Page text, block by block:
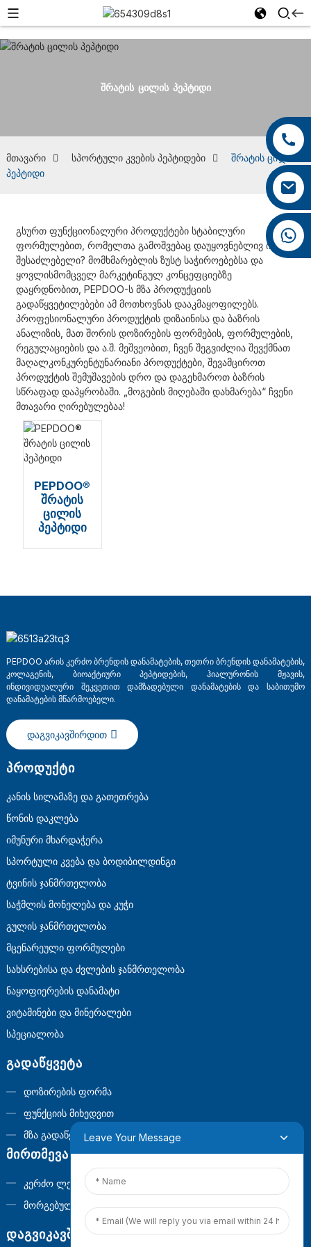
+86 13959222339
+86 0592 5599526
+86 18965423693
ᲨᲠᲐᲢᲘᲡ ᲪᲘᲚᲘᲡ ᲞᲔᲞᲢᲘᲓᲘ
მთავარი სპორტული კვების პეპტიდები
შრატის ცილის
პეპტიდი
გსურთ ფუნქციონალური პროდუქტები სტაბილური
ფორმულებით, რომელთა გამოშვებაც დაუყოვნებლივ იქნება
შესაძლებელი? მომხმარებლის ზუსტ საჭიროებებსა და
ყოვლისმომცველ მარკეტინგულ კონცეფციებზე
დაყრდნობით, PEPDOO-ს მზა პროდუქციის
გადაწყვეტილებები ამ მოთხოვნას დააკმაყოფილებს.
პროფესიონალური პროდუქტის დიზაინისა და ბაზრის
ანალიზის, მათ შორის დოზირების ფორმების, ფორმულების,
რეგულაციების და ა.შ. მეშვეობით, ჩვენ შეგვიძლია შევქმნათ
მაღალკონკურენტუნარიანი პროდუქტები, შევამციროთ
პროდუქტის შემუშავების დრო და დაგეხმაროთ ბაზრის
სწრაფად დაპყრობაში. „მოგების მიღებაში დახმარება“ ჩვენი
მთავარი ღირებულებაა!
PEPDOO®
შრატის
ცილის
პეპტიდი
PEPDOO არის კერძო ბრენდის დანამატების, თეთრი ბრენდის დანამატების,
კოლაგენის, ბიოაქტიური პეპტიდების, ჰიალურონის მჟავის,
ინდივიდუალური შეკვეთით დამზადებული დანამატების და საბითუმო
დანამატების მწარმოებელი.
დაგვიკავშირდით
ᲞᲠᲝᲓᲣᲥᲢᲘ
Კანის Სილამაზე Და Გათეთრება
Წონის Დაკლება
Იმუნური Მხარდაჭერა
Სპორტული Კვება Და Ბოდიბილდინგი
Ტვინის Ჯანმრთელობა
Საჭმლის Მონელება Და Კუჭი
Გულის Ჯანმრთელობა
Მცენარეული Ფორმულები
Სახსრებისა Და Ძვლების Ჯანმრთელობა
Ნაყოფიერების Დანამატი
Ვიტამინები Და Მინერალები
Სპეციალობა
ᲒᲐᲓᲐᲬᲧᲕᲔᲢᲐ
Დოზირების Ფორმა
Ფუნქციის Მიხედვით
Მზა Გადაწყვეტილებები
ᲛᲘᲠᲗᲛᲔᲕᲐ
Კერძო Ლეიბლი
Მორგებული Ფორმულა
ᲓᲐᲒᲕᲘᲙᲐᲕᲨᲘᲠᲓᲘᲗ
Leave Your Message